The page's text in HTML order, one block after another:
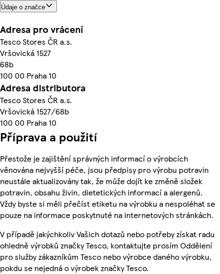
Údaje o značce
Adresa pro vrácení
Tesco Stores ČR a.s.
Vršovická 1527
68b
100 00 Praha 10
Adresa distributora
Tesco Stores ČR a.s.
Vršovická 1527/68b
100 00 Praha 10
Příprava a použití
Přestože je zajištění správných informací o výrobcích
věnována nejvyšší péče, jsou předpisy pro výrobu potravin
neustále aktualizovány tak, že může dojít ke změně složek
potravin, obsahu živin, dietetických informací a alergenů.
Vždy byste si měli přečíst etiketu na výrobku a nespoléhat se
pouze na informace poskytnuté na internetových stránkách.
V případě jakýchkoliv Vašich dotazů nebo potřeby získat radu
ohledně výrobků značky Tesco, kontaktujte prosím Oddělení
pro služby zákazníkům Tesco nebo výrobce daného výrobku,
pokdu se nejedná o výrobek značky Tesco.